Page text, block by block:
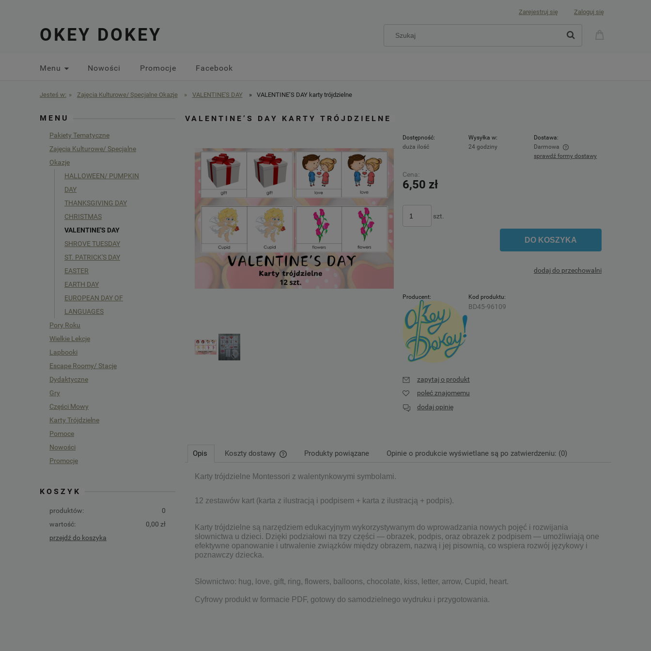
Zarejestruj się Zaloguj się
OKEY DOKEY
Menu Nowości Promocje Facebook
Jesteś w: » Zajęcia Kulturowe/ Specjalne Okazje » VALENTINE'S DAY » VALENTINE’S DAY karty trójdzielne
MENU
Pakiety Tematyczne
Zajęcia Kulturowe/ Specjalne
Okazje
HALLOWEEN/ PUMPKIN
DAY
THANKSGIVING DAY
CHRISTMAS
VALENTINE'S DAY
SHROVE TUESDAY
ST. PATRICK'S DAY
EASTER
EARTH DAY
EUROPEAN DAY OF
LANGUAGES
Pory Roku
Wielkie Lekcje
Lapbooki
Escape Roomy/ Stacje
Dydaktyczne
Gry
Części Mowy
Karty Trójdzielne
Pomoce
Nowości
Promocje
KOSZYK
produktów:
0
wartość:
0,00 zł
przejdź do koszyka
VALENTINE’S DAY KARTY TRÓJDZIELNE
Dostępność:
duża ilość
Wysyłka w:
24 godziny
Dostawa:
Darmowa
sprawdź formy dostawy
Cena:
6,50 zł
szt.
DO KOSZYKA
dodaj do przechowalni
Producent: Kod produktu:
BD45-96109
zapytaj o produkt
poleć znajomemu
dodaj opinię
Opis Koszty dostawy
Cena nie zawiera ewentualnych kosztów
Produkty powiązane Opinie o produkcie wyświetlane są po zatwierdzeniu: (0)
Karty trójdzielne Montessori z walentynkowymi symbolami.
12 zestawów kart (karta z ilustracją i podpisem + karta z ilustracją + podpis).
Karty trójdzielne są narzędziem edukacyjnym wykorzystywanym do wprowadzania nowych pojęć i rozwijania
słownictwa u dzieci. Dzięki podziałowi na trzy części — obrazek, podpis, oraz obrazek z podpisem — umożliwiają one
efektywne opanowanie i utrwalenie związków między obrazem, nazwą i jej pisownią, co wspiera rozwój językowy i
poznawczy dziecka.
Słownictwo: hug, love, gift, ring, flowers, balloons, chocolate, kiss, letter, arrow, Cupid, heart.
Cyfrowy produkt w formacie PDF, gotowy do samodzielnego wydruku i przygotowania.